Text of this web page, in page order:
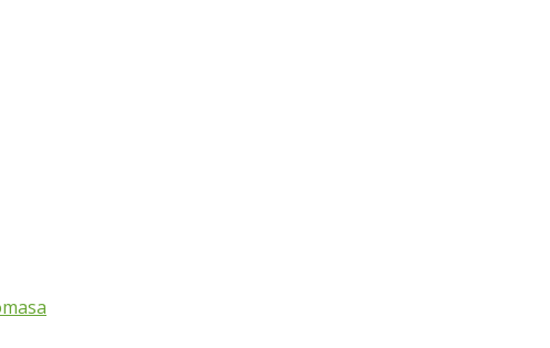
de seguimiento forrajero satelital
Sistema de seguimiento
para discutir el Sistema de Seguimiento Forrajero
(LART) en conjunto con CREA, el INTA y el IPCVA. El
de uso de este sistema a través del manejo de datos.